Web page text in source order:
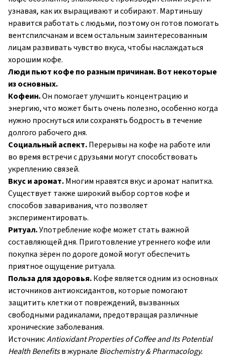
узнавая, как их выращивают и собирают. Мартиньшу
нравится работать с людьми, поэтому он готов помогать
вентспилсчанам и всем остальным заинтересованным
лицам развивать чувство вкуса, чтобы наслаждаться
хорошим кофе.
Людипьют кофе по разным причинам. Вот некоторые
из основных.
Кофеин.Он помогает улучшить концентрацию и
энергию, что может быть очень полезно, особенно когда
нужно проснуться или сохранять бодрость в течение
долгого рабочего дня.
Социальный аспект.Перерывы на кофе на работе или
во время встречи с друзьями могут способствовать
укреплению связей.
Вкус и аромат.Многим нравятся вкус и аромат напитка.
Существует также широкий выбор сортов кофе и
способов заваривания, что позволяет
экспериментировать.
Ритуал.Употребление кофе может стать важной
составляющей дня. Приготовление утреннего кофе или
покупка зёрен по дороге домой могут обеспечить
приятное ощущение ритуала.
Польза для здоровья.Кофе является одним из основных
источников антиоксидантов, которые помогают
защитить клетки от повреждений, вызванных
свободными радикалами, предотвращая различные
хронические заболевания.
Источник:Antioxidant Properties of Coffee and Its Potential
Health Benefitsв журнале Biochemistry & Pharmacology.